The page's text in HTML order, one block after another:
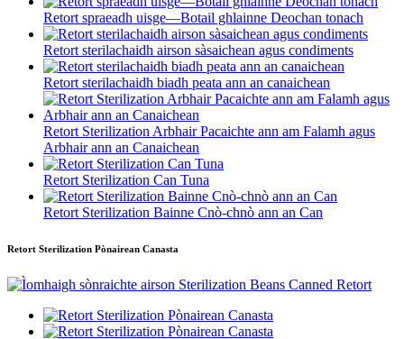
Retort spraeadh uisge—Botail ghlainne Deochan tonach
Retort sterilachaidh airson sàsaichean agus condiments
Retort sterilachaidh biadh peata ann an canaichean
Retort Sterilization Arbhair Pacaichte ann am Falamh agus
Arbhair ann an Canaichean
Retort Sterilization Can Tuna
Retort Sterilization Bainne Cnò-chnò ann an Can
Retort Sterilization Pònairean Canasta